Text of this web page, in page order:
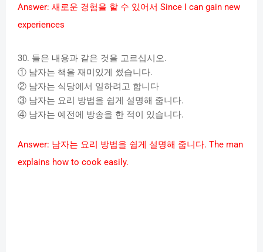
Answer: 새로운 경험을 할 수 있어서 Since I can gain new
experiences
30. 들은 내용과 같은 것을 고르십시오.
① 남자는 책을 재미있게 썼습니다.
② 남자는 식당에서 일하려고 합니다
③ 남자는 요리 방법을 쉽게 설명해 줍니다.
④ 남자는 예전에 방송을 한 적이 있습니다.
Answer: 남자는 요리 방법을 쉽게 설명해 줍니다. The man
explains how to cook easily.